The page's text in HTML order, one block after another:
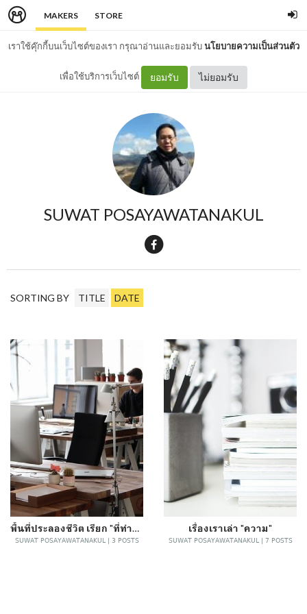
MAKERS STORE
เราใช้คุ๊กกี้บนเว็บไซต์ของเรา กรุณาอ่านและยอมรับนโยบายความเป็นส่วนตัว
เพื่อใช้บริการเว็บไซต์ ยอมรับ ไม่ยอมรับ
SUWAT POSAYAWATANAKUL
SORTING BY TITLE DATE
พื้นที่ประลองชีวิต เรียก "ที่ทำงาน"
SUWAT POSAYAWATANAKUL | 3 POSTS
เรื่องเราเล่า "ความ"
SUWAT POSAYAWATANAKUL | 7 POSTS